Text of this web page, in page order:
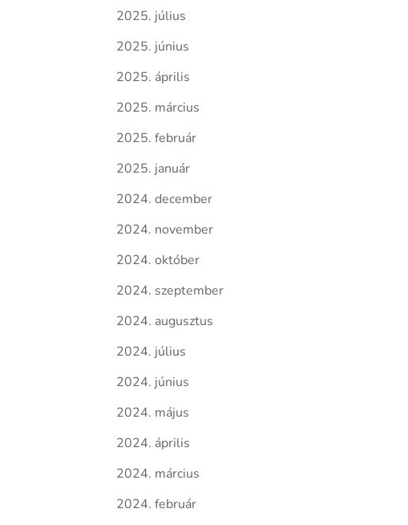
2025. július
2025. június
2025. április
2025. március
2025. február
2025. január
2024. december
2024. november
2024. október
2024. szeptember
2024. augusztus
2024. július
2024. június
2024. május
2024. április
2024. március
2024. február